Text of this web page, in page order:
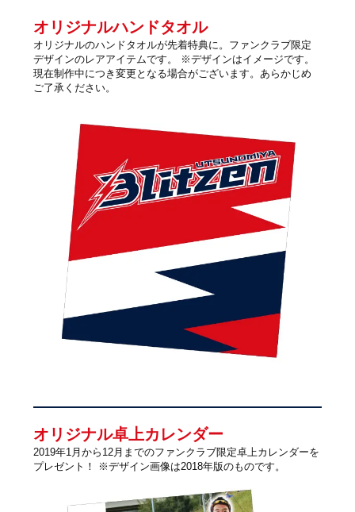
オリジナルハンドタオル
オリジナルのハンドタオルが先着特典に。ファンクラブ限定
デザインのレアアイテムです。 ※デザインはイメージです。
現在制作中につき変更となる場合がございます。あらかじめ
ご了承ください。
オリジナル卓上カレンダー
2019年1月から12月までのファンクラブ限定卓上カレンダーを
プレゼント！ ※デザイン画像は2018年版のものです。